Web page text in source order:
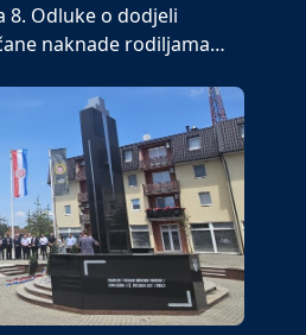
8. Odluke o dodjeli
naknade rodiljama…